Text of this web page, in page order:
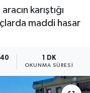
karıştığı
maddi hasar
1 DK
OKUNMA SÜRESI